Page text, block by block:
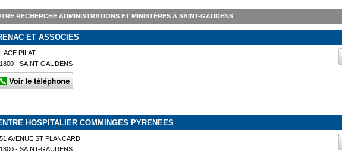
RECHERCHE ADMINISTRATIONS ET MINISTÈRES À SAINT-GAUDENS
ET ASSOCIES
PILAT
- SAINT-GAUDENS
HOSPITALIER COMMINGES PYRENEES
AVENUE ST PLANCARD
- SAINT-GAUDENS